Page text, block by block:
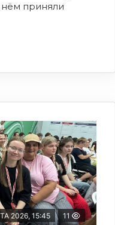
нём приняли
2026, 15:45 11